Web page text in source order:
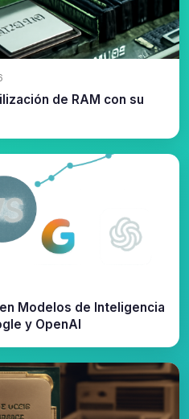
de RAM con su
Modelos de Inteligencia
y OpenAI